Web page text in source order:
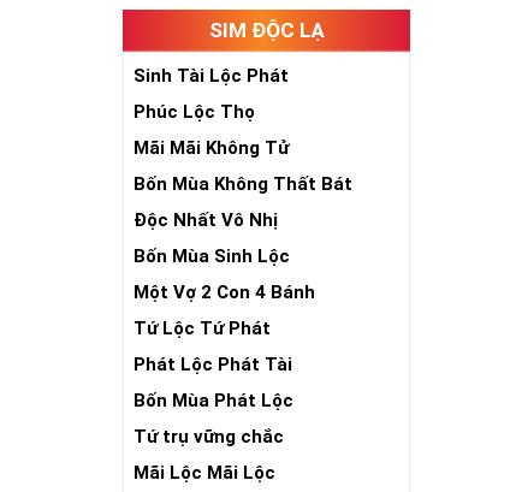
SIM ĐỘC LẠ
Sinh Tài Lộc Phát
Phúc Lộc Thọ
Mãi Mãi Không Tử
Bốn Mùa Không Thất Bát
Độc Nhất Vô Nhị
Bốn Mùa Sinh Lộc
Một Vợ 2 Con 4 Bánh
Tứ Lộc Tứ Phát
Phát Lộc Phát Tài
Bốn Mùa Phát Lộc
Tứ trụ vững chắc
Mãi Lộc Mãi Lộc